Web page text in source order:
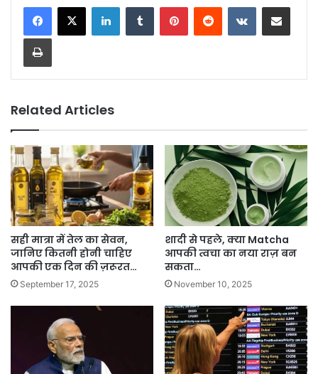
LinkedInTumblr PinterestReddit VKontakteShare via Email
Print
Related Articles
सही मात्रा में तेल का सेवन,
जानिए कितनी होनी चाहिए
आपकी एक दिन की ज़रूरत…
September 17, 2025
शादी से पहले, क्या Matcha
आपकी त्वचा का नया राज़ बन
सकता…
November 10, 2025